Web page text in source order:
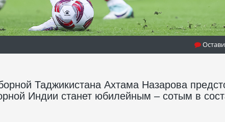
Таджикистана Ахтама Назарова
Индии станет юбилейным – сотым в